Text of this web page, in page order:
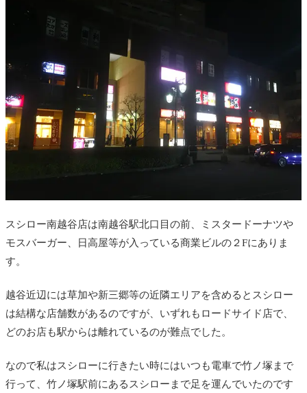
スシロー南越谷店は南越谷駅北口目の前、ミスタードーナツや
モスバーガー、日高屋等が入っている商業ビルの２Fにありま
す。
越谷近辺には草加や新三郷等の近隣エリアを含めるとスシロー
は結構な店舗数があるのですが、いずれもロードサイド店で、
どのお店も駅からは離れているのが難点でした。
なので私はスシローに行きたい時にはいつも電車で竹ノ塚まで
行って、竹ノ塚駅前にあるスシローまで足を運んでいたのです